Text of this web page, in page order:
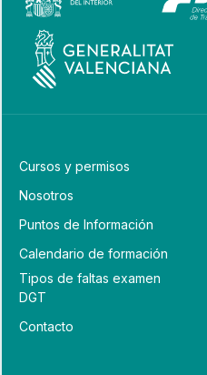
Cursos y permisos
Nosotros
Puntos de Información
Calendario de formación
Tipos de faltas examen
DGT
Contacto